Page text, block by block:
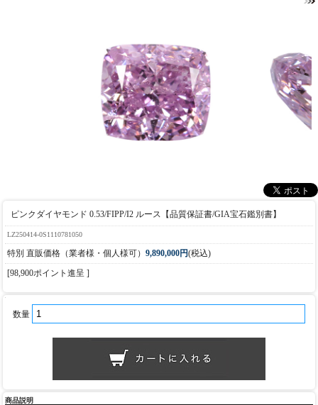
ピンクダイヤモンド 0.53/FIPP/I2 ルース【品質保証書/GIA宝石鑑別書】
LZ250414-0S1110781050
特別 直販価格（業者様・個人様可） 9,890,000円(税込)
[98,900ポイント進呈 ]
数量
商品説明